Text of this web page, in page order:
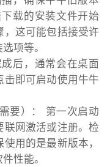
载的安装文件开始
这可能包括接受许
项等。
后，通常会在桌面
即可启动使用牛牛
要）： 第一次启动
网激活或注册。检
用的是最新版本，
性能。